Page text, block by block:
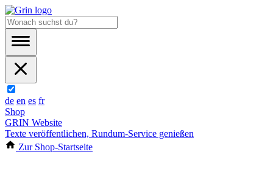
de en es fr
Shop
GRIN Website
Texte veröffentlichen, Rundum-Service genießen
Zur Shop-Startseite